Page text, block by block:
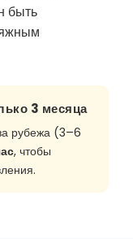
быть
3 месяца
рубежа (3–6
, чтобы